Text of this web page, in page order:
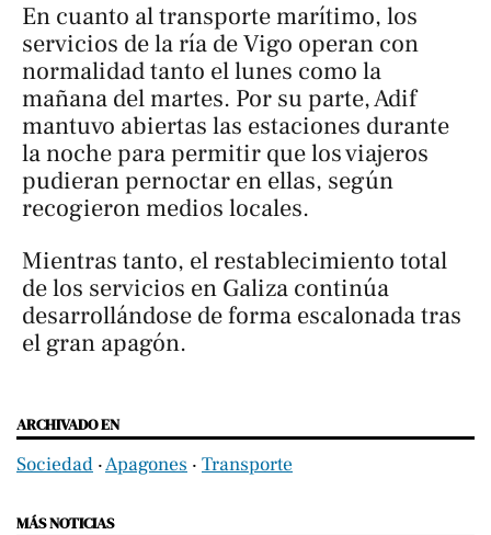
En cuanto al transporte marítimo, los
servicios de la ría de Vigo operan con
normalidad tanto el lunes como la
mañana del martes. Por su parte, Adif
mantuvo abiertas las estaciones durante
la noche para permitir que los viajeros
pudieran pernoctar en ellas, según
recogieron medios locales.
Mientras tanto, el restablecimiento total
de los servicios en Galiza continúa
desarrollándose de forma escalonada tras
el gran apagón.
ARCHIVADO EN
Sociedad ‧Apagones ‧ Transporte
MÁS NOTICIAS